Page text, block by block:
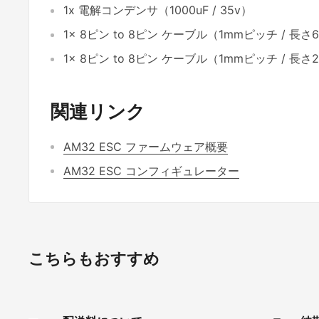
1x 電解コンデンサ（1000uF / 35v）
1x 8ピン to 8ピン ケーブル（1mmピッチ / 長さ
1x 8ピン to 8ピン ケーブル（1mmピッチ / 長さ
関連リンク
AM32 ESC ファームウェア概要
AM32 ESC コンフィギュレーター
こちらもおすすめ